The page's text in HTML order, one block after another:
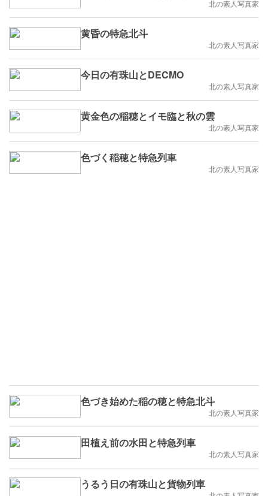
北の素人写真家
黄昏の特急北斗
北の素人写真家
今日の有珠山とDECMO
北の素人写真家
黄金色の稲穂とイモ臨と秋の雲
北の素人写真家
色づく稲穂と特急列車
北の素人写真家
色づき始めた稲の穂と特急北斗
北の素人写真家
田植え前の水田と特急列車
北の素人写真家
うるう日の有珠山と貨物列車